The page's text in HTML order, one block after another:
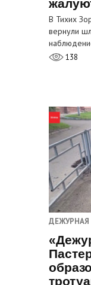
В Тихих
вернули
138
ДЕЖУРНАЯ